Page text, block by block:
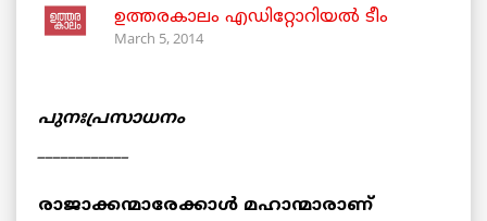
ഉത്തരകാലം എഡിറ്റോറിയല്‍ ടീം
March 5, 2014
പുനഃപ്രസാധനം
____________
രാജാക്കന്മാരേക്കാള്‍ മഹാന്മാരാണ്